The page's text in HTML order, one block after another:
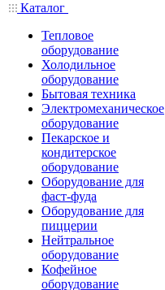
Каталог
Тепловое
оборудование
Холодильное
оборудование
Бытовая техника
Электромеханическое
оборудование
Пекарское и
кондитерское
оборудование
Оборудование для
фаст-фуда
Оборудование для
пиццерии
Нейтральное
оборудование
Кофейное
оборудование